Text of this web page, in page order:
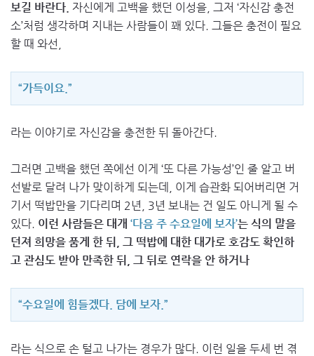
보길 바란다. 자신에게 고백을 했던 이성을, 그저 ‘자신감 충전
소’처럼 생각하며 지내는 사람들이 꽤 있다. 그들은 충전이 필요
할 때 와선,
“가득이요.”
라는 이야기로 자신감을 충전한 뒤 돌아간다.
그러면 고백을 했던 쪽에선 이게 ‘또 다른 가능성’인 줄 알고 버
선발로 달려 나가 맞이하게 되는데, 이게 습관화 되어버리면 거
기서 떡밥만을 기다리며 2년, 3년 보내는 건 일도 아니게 될 수
있다. 이런 사람들은 대개 ‘다음 주 수요일에 보자’는 식의 말을
던져 희망을 품게 한 뒤, 그 떡밥에 대한 대가로 호감도 확인하
고 관심도 받아 만족한 뒤, 그 뒤로 연락을 안 하거나
“수요일에 힘들겠다. 담에 보자.”
라는 식으로 손 털고 나가는 경우가 많다. 이런 일을 두세 번 겪